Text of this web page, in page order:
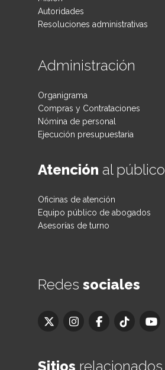
Autoridades
Resoluciones administrativas
Administración
Organigrama
Compras y Contrataciones
Nómina de personal
Ejecución presupuestaria
Atención al público
Oficinas de atención
Equipo público de abogados
Asesorías de turno
Redes sociales
Sitios relacionados